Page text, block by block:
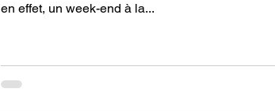
en effet, un week-end à la...